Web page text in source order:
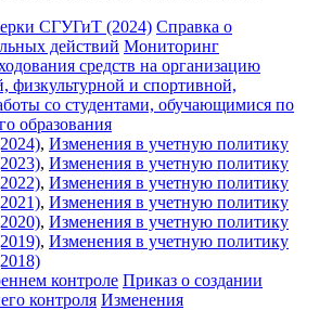
СГУГиТ (2024) Справка о
действий Мониторинг
средств на организацию
физкультурной и спортивной,
со студентами, обучающимися по
образования
, Изменения в учетную политику
, Изменения в учетную политику
, Изменения в учетную политику
, Изменения в учетную политику
, Изменения в учетную политику
, Изменения в учетную политику
контроле Приказ о создании
контроля Изменения